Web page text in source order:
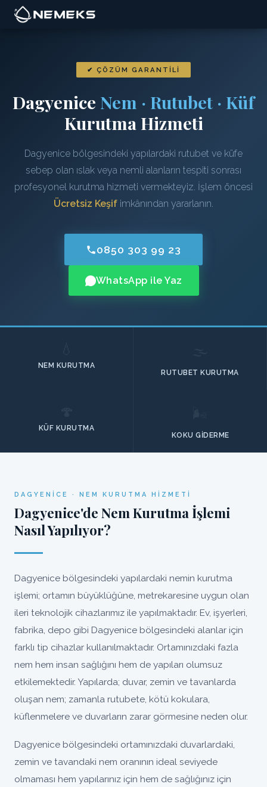
✔ ÇÖZÜM GARANTILI
Dagyenice Nem · Rutubet · Küf
Kurutma Hizmeti
Dagyenice bölgesindeki yapılardaki rutubet ve küfe
sebep olan ıslak veya nemli alanların tespiti sonrası
profesyonel kurutma hizmeti vermekteyiz. İşlem öncesi
Ücretsiz Keşif imkânından yararlanın.
0850 303 99 23
WhatsApp ile Yaz
NEM KURUTMA
RUTUBET KURUTMA
KÜF KURUTMA
KOKU GIDERME
DAGYENICE · NEM KURUTMA HIZMETI
Dagyenice'de Nem Kurutma İşlemi
Nasıl Yapılıyor?
Dagyenice bölgesindeki yapılardaki nemin kurutma
işlemi; ortamın büyüklüğüne, metrekaresine uygun olan
ileri teknolojik cihazlarımız ile yapılmaktadır. Ev, işyerleri,
fabrika, depo gibi Dagyenice bölgesindeki alanlar için
farklı tip cihazlar kullanılmaktadır. Ortamınızdaki fazla
nem hem insan sağlığını hem de yapıları olumsuz
etkilemektedir. Yapılarda; duvar, zemin ve tavanlarda
oluşan nem; zamanla rutubete, kötü kokulara,
küflenmelere ve duvarların zarar görmesine neden olur.
Dagyenice bölgesindeki ortamınızdaki duvarlardaki,
zemin ve tavandaki nem oranının ideal seviyede
olmaması hem yapılarınız için hem de sağlığınız için